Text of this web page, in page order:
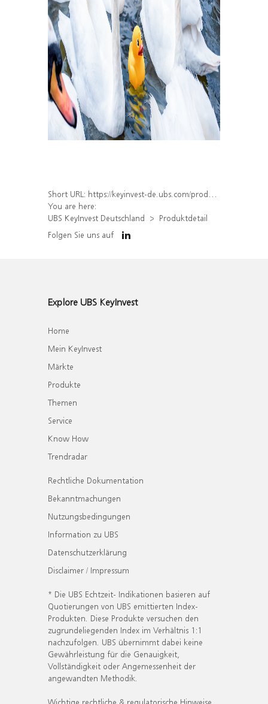
Short URL: https://keyinvest-de.ubs.com/produkt/detail/index/isin/DE000WA5ZWA1
You are here:
UBS KeyInvest Deutschland
Produktdetail
Folgen Sie uns auf
Explore UBS KeyInvest
Home
Mein KeyInvest
Märkte
Produkte
Themen
Service
Know How
Trendradar
Rechtliche Dokumentation
Bekanntmachungen
Nutzungsbedingungen
Information zu UBS
Datenschutzerklärung
Disclaimer / Impressum
* Die UBS Echtzeit- Indikationen basieren auf
Quotierungen von UBS emittierten Index-
Produkten. Diese Produkte versuchen den
zugrundeliegenden Index im Verhältnis 1:1
nachzufolgen. UBS übernimmt dabei keine
Gewährleistung für die Genauigkeit,
Vollständigkeit oder Angemessenheit der
angewandten Methodik.